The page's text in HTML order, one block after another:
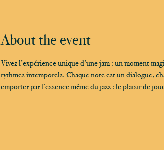
About the event
Vivez l’expérience unique d’une jam : un moment
rythmes intemporels. Chaque note est un dialogue,
emporter par l’essence même du jazz : le plaisir de